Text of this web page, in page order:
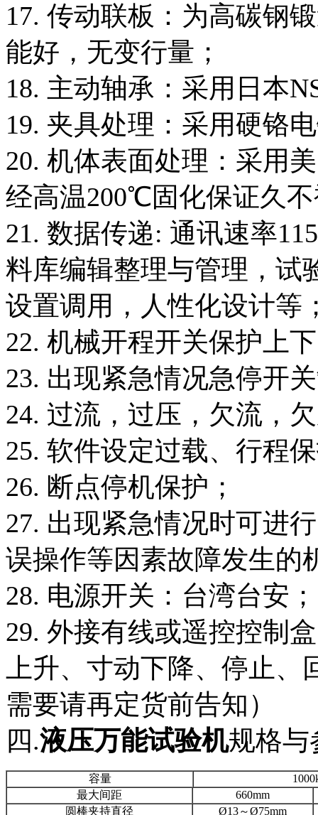
17. 传动联板：为高碳钢
能好，无变行量；
18. 主动轴承：采用日本
19. 夹具处理：采用硬铬
20. 机体表面处理：采用
经高温200℃固化保证久
21. 数据传递: 通讯速率
料库编辑整理与管理，试
设置调用，人性化设计等
22. 机械开程开关保护上
23. 出现紧急情况急停开
24. 过流，过压，欠流，
25. 软件设定过载、行程
26. 断点停机保护；
27. 出现紧急情况时可进
误操作等因素故障发生的
28. 电源开关：台湾台安；
29. 外接有线或遥控控制
上升、寸动下降、停止
需要请再定货前告知）
四.液压万能试验机规格与
容量
最大间距
660mm
圆棒夹持直径
Ø13～Ø75mm